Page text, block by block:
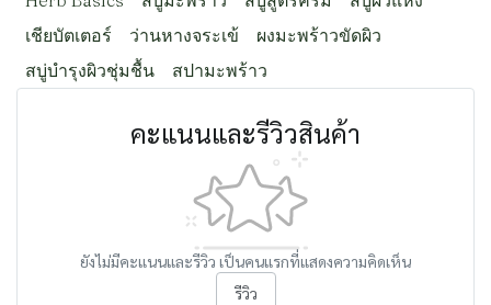
เชียบัตเตอร์
ว่านหางจระเข้
ผงมะพร้าวขัดผิว
สบู่บำรุงผิวชุ่มชื้น
สปามะพร้าว
คะแนนและรีวิวสินค้า
ยังไม่มีคะแนนและรีวิว เป็นคนแรกที่แสดงความคิดเห็น
รีวิว